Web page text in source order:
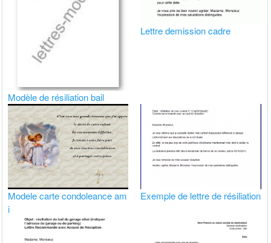
Modèle de résiliation bail
Lettre demission cadre
Modele carte condoleance am
i
Exemple de lettre de résiliation